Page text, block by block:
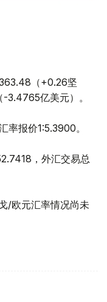
（+0.26坚
3.4765亿美元）。
率报价1:5.3900。
，外汇交易总
/欧元汇率情况尚未